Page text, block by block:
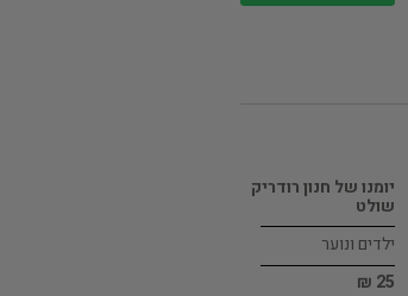
יומנו של חנון רודריק
שולט
ילדים ונוער
25 ₪